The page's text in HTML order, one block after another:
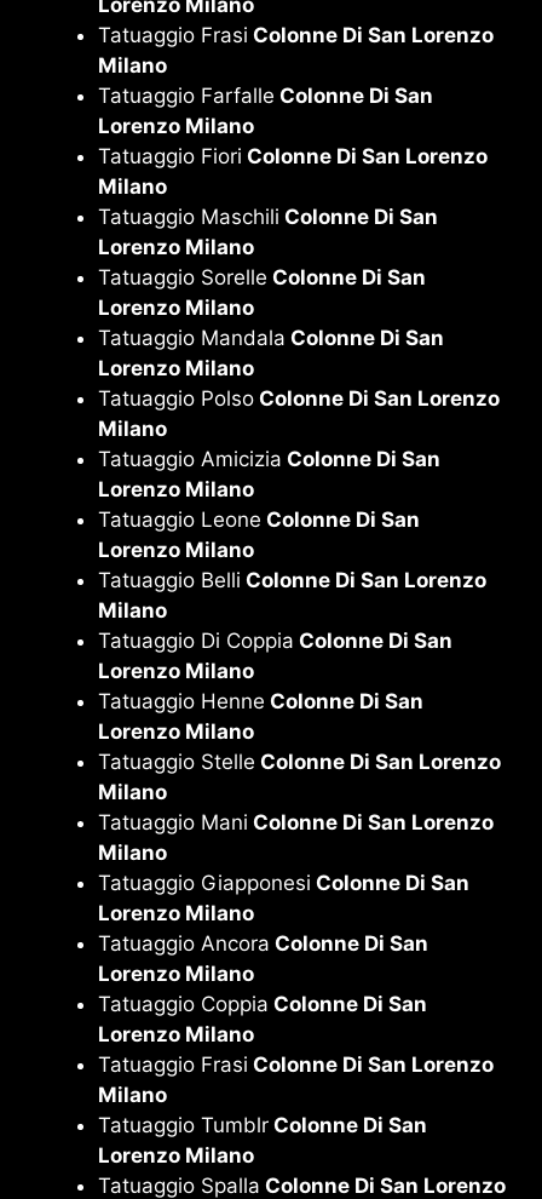
Tatuaggio Frasi Colonne Di San Lorenzo
Milano
Tatuaggio Farfalle Colonne Di San
Lorenzo Milano
Tatuaggio Fiori Colonne Di San Lorenzo
Milano
Tatuaggio Maschili Colonne Di San
Lorenzo Milano
Tatuaggio Sorelle Colonne Di San
Lorenzo Milano
Tatuaggio Mandala Colonne Di San
Lorenzo Milano
Tatuaggio Polso Colonne Di San Lorenzo
Milano
Tatuaggio Amicizia Colonne Di San
Lorenzo Milano
Tatuaggio Leone Colonne Di San
Lorenzo Milano
Tatuaggio Belli Colonne Di San Lorenzo
Milano
Tatuaggio Di Coppia Colonne Di San
Lorenzo Milano
Tatuaggio Henne Colonne Di San
Lorenzo Milano
Tatuaggio Stelle Colonne Di San Lorenzo
Milano
Tatuaggio Mani Colonne Di San Lorenzo
Milano
Tatuaggio Giapponesi Colonne Di San
Lorenzo Milano
Tatuaggio Ancora Colonne Di San
Lorenzo Milano
Tatuaggio Coppia Colonne Di San
Lorenzo Milano
Tatuaggio Frasi Colonne Di San Lorenzo
Milano
Tatuaggio Tumblr Colonne Di San
Lorenzo Milano
Tatuaggio Spalla Colonne Di San Lorenzo